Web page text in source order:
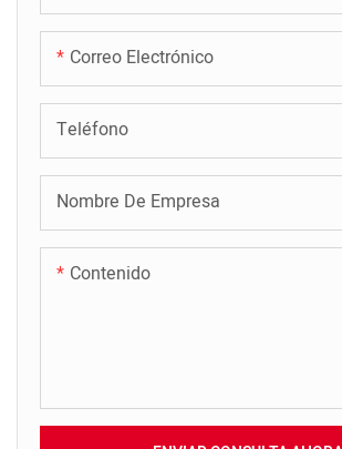
Correo Electrónico
Teléfono
Nombre De Empresa
Contenido